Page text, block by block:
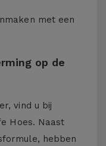
met een
op de
vind u bij
Hoes. Naast
hebben